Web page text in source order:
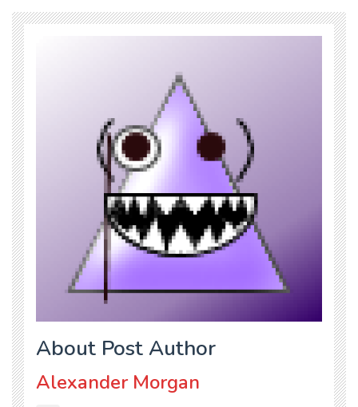
About Post Author
Alexander Morgan